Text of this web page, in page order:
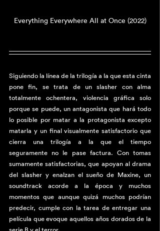
Everything Everywhere All at Once (2022)
Siguiendo la línea de la trilogía a la que esta cinta
pone fin, se trata de un slasher con alma
totalmente ochentera, violencia gráfica solo
porque se puede, un antagonista que hará todo
lo posible por matar a la protagonista excepto
matarla y un final visualmente satisfactorio que
cierra una trilogía a la que el tiempo
seguramente no le pase factura. Con tomas
sumamente satisfactorias, que apoyan al drama
del slasher y enalzan el sueño de Maxine, un
soundtrack acorde a la época y muchos
momentos que aunque quizá muchos podrían
predecir, cumple con la tarea de entregar una
película que evoque aquellos años dorados de la